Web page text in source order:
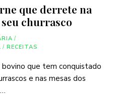
que derrete na
churrasco
/
/ RECEITAS
que tem conquistado
e nas mesas dos